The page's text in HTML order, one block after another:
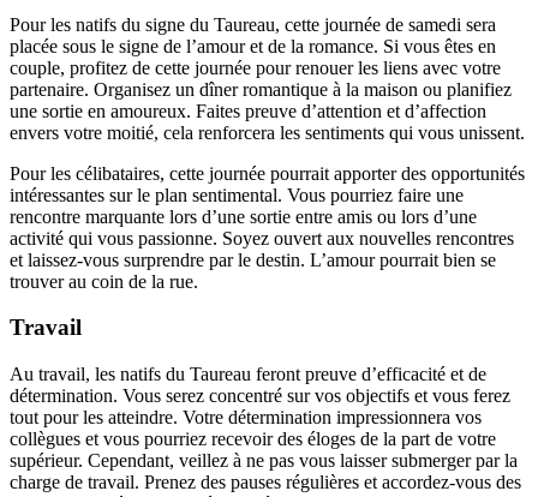
Pour les natifs du signe du Taureau, cette journée de samedi sera
placée sous le signe de l’amour et de la romance. Si vous êtes en
couple, profitez de cette journée pour renouer les liens avec votre
partenaire. Organisez un dîner romantique à la maison ou planifiez
une sortie en amoureux. Faites preuve d’attention et d’affection
envers votre moitié, cela renforcera les sentiments qui vous unissent.
Pour les célibataires, cette journée pourrait apporter des opportunités
intéressantes sur le plan sentimental. Vous pourriez faire une
rencontre marquante lors d’une sortie entre amis ou lors d’une
activité qui vous passionne. Soyez ouvert aux nouvelles rencontres
et laissez-vous surprendre par le destin. L’amour pourrait bien se
trouver au coin de la rue.
Travail
Au travail, les natifs du Taureau feront preuve d’efficacité et de
détermination. Vous serez concentré sur vos objectifs et vous ferez
tout pour les atteindre. Votre détermination impressionnera vos
collègues et vous pourriez recevoir des éloges de la part de votre
supérieur. Cependant, veillez à ne pas vous laisser submerger par la
charge de travail. Prenez des pauses régulières et accordez-vous des